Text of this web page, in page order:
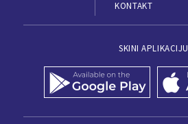
KONTAKT
SKINI APLIKACIJU